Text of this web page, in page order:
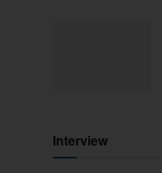
Interview